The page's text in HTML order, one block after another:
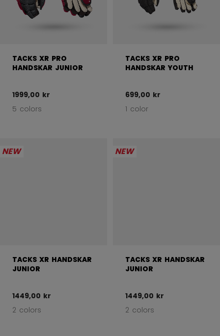
TACKS XR PRO
HANDSKAR JUNIOR
1999,00 kr
5 colors
TACKS XR PRO
HANDSKAR YOUTH
699,00 kr
1 color
NEW
TACKS XR HANDSKAR
JUNIOR
1449,00 kr
2 colors
NEW
TACKS XR HANDSKAR
JUNIOR
1449,00 kr
2 colors